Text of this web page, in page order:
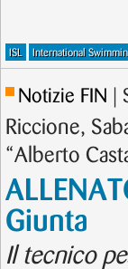
ISL International
Notizie FIN |
Riccione,
“Alberto
Giunta
Il tecnico